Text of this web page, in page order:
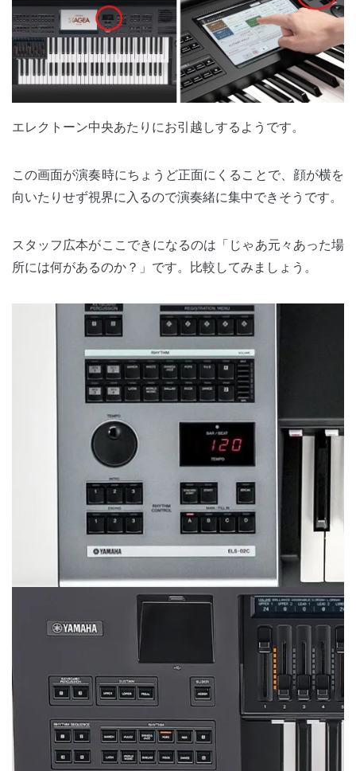
エレクトーン中央あたりにお引越しするようです。
この画面が演奏時にちょうど正面にくることで、顔が横を
向いたりせず視界に入るので演奏緒に集中できそうです。
スタッフ広本がここできになるのは「じゃあ元々あった場
所には何があるのか？」です。比較してみましょう。